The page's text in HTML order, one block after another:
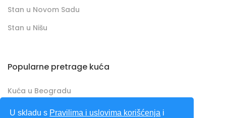
U skladu s Pravilima i uslovima korišćenja i
Stan u Novom Sadu
Stan u Nišu
Popularne pretrage kuća
Kuća u Beogradu
Kuća u Novom Sadu